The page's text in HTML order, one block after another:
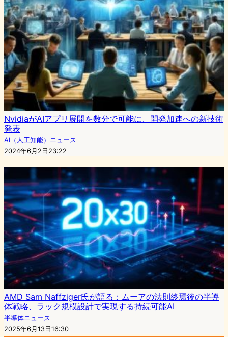
NvidiaがAIアプリ展開を数分で可能に、開発加速への新技術
発表
AI（人工知能）ニュース
2024年6月2日23:22
AMD Sam Naffziger氏が語る：ムーアの法則終焉後の半導
体戦略、ラック規模設計で実現する持続可能AI
半導体ニュース
2025年6月13日16:30